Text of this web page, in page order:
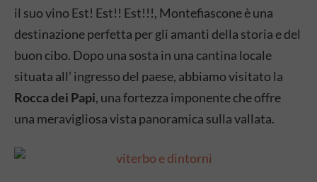
il suo vino Est! Est!! Est!!!, Montefiascone è una
destinazione perfetta per gli amanti della storia e del
buon cibo. Dopo una sosta in una cantina locale
situata all’ ingresso del paese, abbiamo visitato la
Rocca dei Papi, una fortezza imponente che offre
una meravigliosa vista panoramica sulla vallata.